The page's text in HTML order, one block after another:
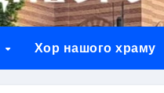
Хор нашого храму